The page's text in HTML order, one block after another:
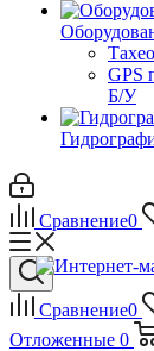
GPS
Б/У
Сравнение0
Сравнение0
Отложенные 0